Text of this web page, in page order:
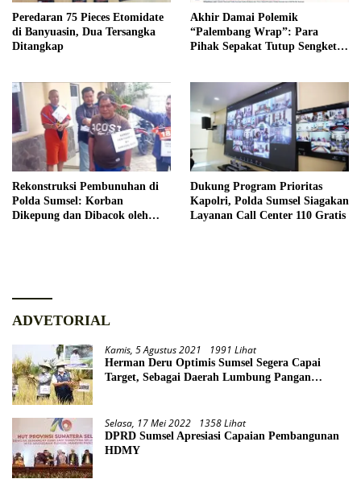
Peredaran 75 Pieces Etomidate
di Banyuasin, Dua Tersangka
Ditangkap
Akhir Damai Polemik
“Palembang Wrap”: Para
Pihak Sepakat Tutup Sengketa
Rekonstruksi Pembunuhan di
Polda Sumsel: Korban
Dikepung dan Dibacok oleh
Dukung Program Prioritas
Kapolri, Polda Sumsel Siagakan
Layanan Call Center 110 Gratis
ADVETORIAL
Kamis, 5 Agustus 2021 1991 Lihat
Herman Deru Optimis Sumsel Segera Capai
Target, Sebagai Daerah Lumbung Pangan
Selasa, 17 Mei 2022 1358 Lihat
DPRD Sumsel Apresiasi Capaian Pembangunan
HDMY